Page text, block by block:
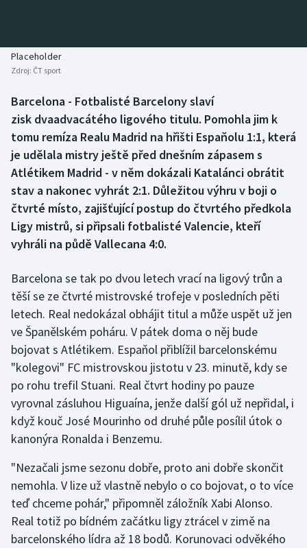
Biatlon
Boby a skeleton
Box
Curling
Dostihy
Florbal
Futsal
Golf
Gymnastika
Házená
Jezdectví
Judo
Krasobruslení
Lezení
Lyže a snowboard
Aplikace ČT sport
AZ kvíz
Placeholder
Zdroj: ČT sport
Barcelona - Fotbalisté Barcelony slaví
zisk dvaadvacátého ligového titulu. Pomohla jim k
tomu remíza Realu Madrid na hřišti Espaňolu 1:1, která
je udělala mistry ještě před dnešním zápasem s
Atlétikem Madrid - v něm dokázali Katalánci obrátit
stav a nakonec vyhrát 2:1. Důležitou výhru v boji o
čtvrté místo, zajišťující postup do čtvrtého předkola
Ligy mistrů, si připsali fotbalisté Valencie, kteří
vyhráli na půdě Vallecana 4:0.
Barcelona se tak po dvou letech vrací na ligový trůn a
těší se ze čtvrté mistrovské trofeje v posledních pěti
letech. Real nedokázal obhájit titul a může uspět už jen
ve Španělském poháru. V pátek doma o něj bude
bojovat s Atlétikem. Espaňol přiblížil barcelonskému
"kolegovi" FC mistrovskou jistotu v 23. minutě, kdy se
po rohu trefil Stuani. Real čtvrt hodiny po pauze
vyrovnal zásluhou Higuaína, jenže další gól už nepřidal, i
když kouč José Mourinho od druhé půle posílil útok o
kanonýra Ronalda i Benzemu.
"Nezačali jsme sezonu dobře, proto ani dobře skončit
nemohla. V lize už vlastně nebylo o co bojovat, o to více
teď chceme pohár," připomněl záložník Xabi Alonso.
Real totiž po bídném začátku ligy ztrácel v zimě na
barcelonského lídra až 18 bodů. Korunovaci odvěkého